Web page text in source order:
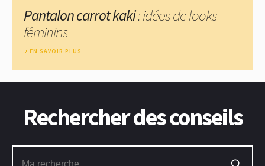
Pantalon carrot kaki: idées de looks
féminins
EN SAVOIR PLUS
Rechercher des conseils